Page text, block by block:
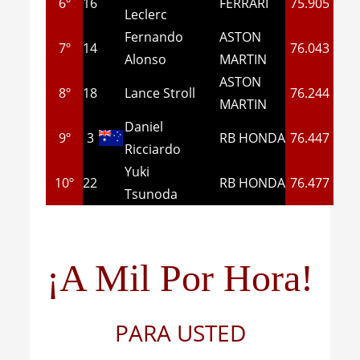
Leclerc
7º 14
Fernando
Alonso
ASTON
MARTIN
76.043
8º 18 Lance Stroll
ASTON
MARTIN
76.244
9º 3
Daniel
Ricciardo
RB HONDA 76.447
10º 22
Yuki
Tsunoda
RB HONDA 76.477
¡A Mil Por Hora!
PARA USTED